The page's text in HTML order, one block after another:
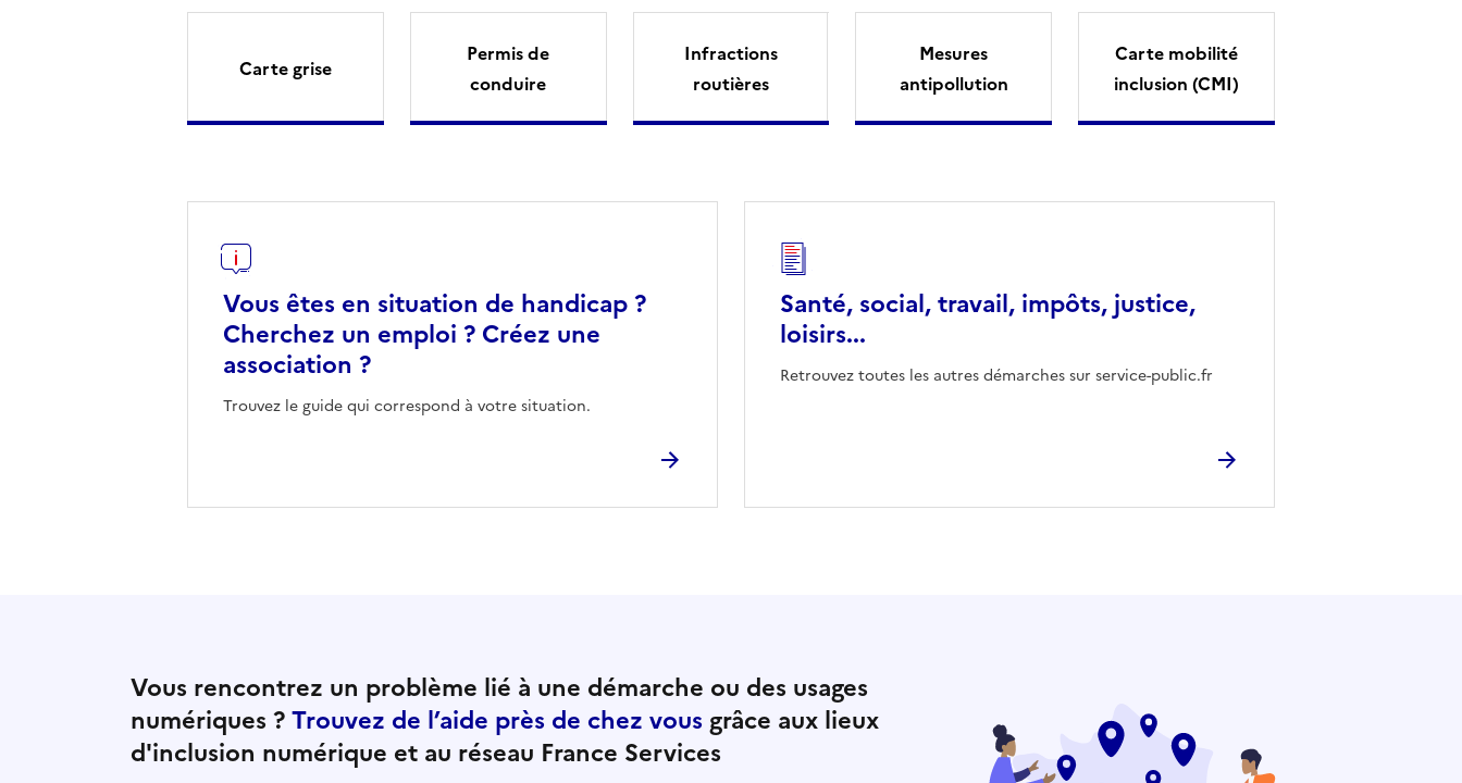
Carte grise
Permis de
conduire
Infractions
routières
Mesures
antipollution
Carte mobilité
inclusion (CMI)
Vous êtes en situation de handicap ?
Cherchez un emploi ? Créez une
association ?
Trouvez le guide qui correspond à votre situation.
Santé, social, travail, impôts, justice,
loisirs...
Retrouvez toutes les autres démarches sur service-public.fr
Vous rencontrez un problème lié à une démarche ou des usages
numériques ?Trouvez de l’aide près de chez vous grâce aux lieux
d'inclusion numérique et au réseau France Services